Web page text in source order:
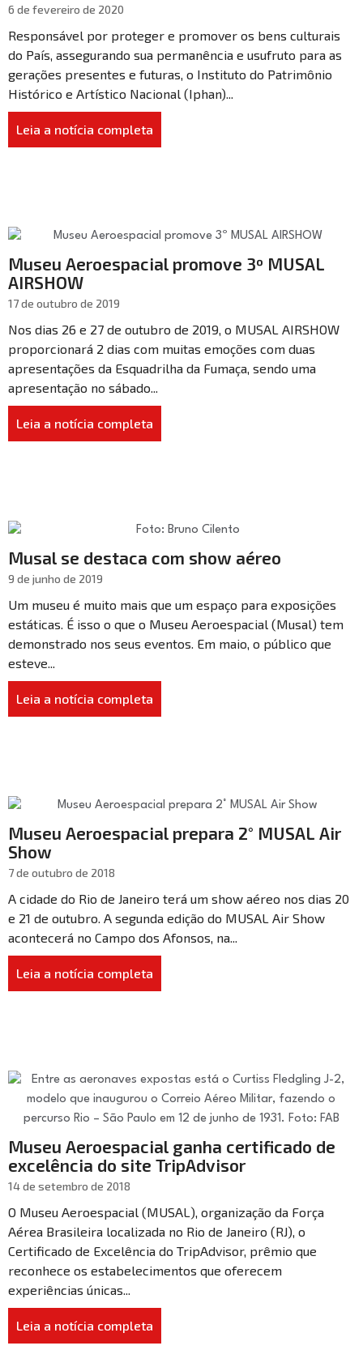
6 de fevereiro de 2020
Responsável por proteger e promover os bens culturais
do País, assegurando sua permanência e usufruto para as
gerações presentes e futuras, o Instituto do Patrimônio
Histórico e Artístico Nacional (Iphan)...
Leia a notícia completa
Museu Aeroespacial promove 3º MUSAL
AIRSHOW
17 de outubro de 2019
Nos dias 26 e 27 de outubro de 2019, o MUSAL AIRSHOW
proporcionará 2 dias com muitas emoções com duas
apresentações da Esquadrilha da Fumaça, sendo uma
apresentação no sábado...
Leia a notícia completa
Musal se destaca com show aéreo
9 de junho de 2019
Um museu é muito mais que um espaço para exposições
estáticas. É isso o que o Museu Aeroespacial (Musal) tem
demonstrado nos seus eventos. Em maio, o público que
esteve...
Leia a notícia completa
Museu Aeroespacial prepara 2° MUSAL Air
Show
7 de outubro de 2018
A cidade do Rio de Janeiro terá um show aéreo nos dias 20
e 21 de outubro. A segunda edição do MUSAL Air Show
acontecerá no Campo dos Afonsos, na...
Leia a notícia completa
Museu Aeroespacial ganha certificado de
excelência do site TripAdvisor
14 de setembro de 2018
O Museu Aeroespacial (MUSAL), organização da Força
Aérea Brasileira localizada no Rio de Janeiro (RJ), o
Certificado de Excelência do TripAdvisor, prêmio que
reconhece os estabelecimentos que oferecem
experiências únicas...
Leia a notícia completa